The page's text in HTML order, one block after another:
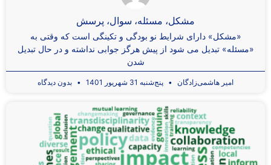
مشکل، مسئله، سوال، پرسش
«مشکل» دارای شرایط نو بودگی و تکینگی است که وقتی به
«مسئله» تبدیل می شود از پیش هرگز جوابی نداشته و در حال تبدیل
شدن
امیر هاشمی‌زادگان پنج‌شنبه 31 شهریور 1401 بدون دیدگاه